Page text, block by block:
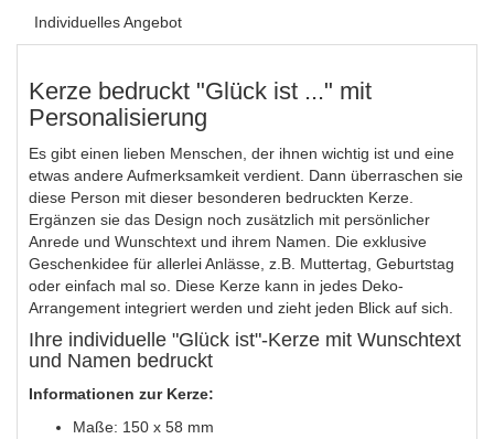
Individuelles Angebot
Kerze bedruckt "Glück ist ..." mit
Personalisierung
Es gibt einen lieben Menschen, der ihnen wichtig ist und eine
etwas andere Aufmerksamkeit verdient. Dann überraschen sie
diese Person mit dieser besonderen bedruckten Kerze.
Ergänzen sie das Design noch zusätzlich mit persönlicher
Anrede und Wunschtext und ihrem Namen. Die exklusive
Geschenkidee für allerlei Anlässe, z.B. Muttertag, Geburtstag
oder einfach mal so. Diese Kerze kann in jedes Deko-
Arrangement integriert werden und zieht jeden Blick auf sich.
Ihre individuelle "Glück ist"-Kerze mit Wunschtext
und Namen bedruckt
Informationen zur Kerze:
Maße: 150 x 58 mm